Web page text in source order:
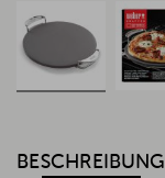
BESCHREIBUNG